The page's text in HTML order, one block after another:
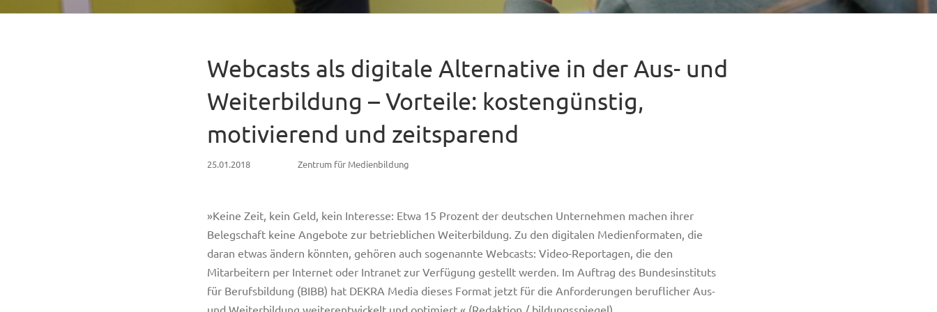
Webcasts als digitale Alternative in der Aus- und
Weiterbildung – Vorteile: kostengünstig,
motivierend und zeitsparend
25.01.2018 Zentrum für Medienbildung
»Keine Zeit, kein Geld, kein Interesse: Etwa 15 Prozent der deutschen Unternehmen machen ihrer
Belegschaft keine Angebote zur betrieblichen Weiterbildung. Zu den digitalen Medienformaten, die
daran etwas ändern könnten, gehören auch sogenannte Webcasts: Video-Reportagen, die den
Mitarbeitern per Internet oder Intranet zur Verfügung gestellt werden. Im Auftrag des Bundesinstituts
für Berufsbildung (BIBB) hat DEKRA Media dieses Format jetzt für die Anforderungen beruflicher Aus-
und Weiterbildung weiterentwickelt und optimiert.« (Redaktion / bildungsspiegel)